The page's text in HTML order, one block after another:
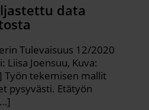
data
Tulevaisuus 12/2020
Liisa Joensuu, Kuva:
Työn tekemisen mallit
pysyvästi. Etätyön